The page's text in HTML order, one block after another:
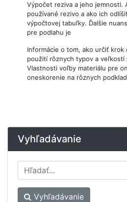
Výpočet reziva a jeho jemnosti.
používané rezivo a ako ich
výpočtovej tabuľky. Ďalšie
pre podlahu je
Informácie o tom, ako určiť
použití rôznych typov a veľkostí
Vlastnosti voľby materiálu pre
oneskorenie na rôznych
Vyhľadávanie
Vyhľadávanie